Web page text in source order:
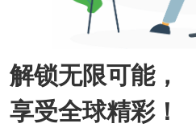
解锁无限可能，
享受全球精彩！